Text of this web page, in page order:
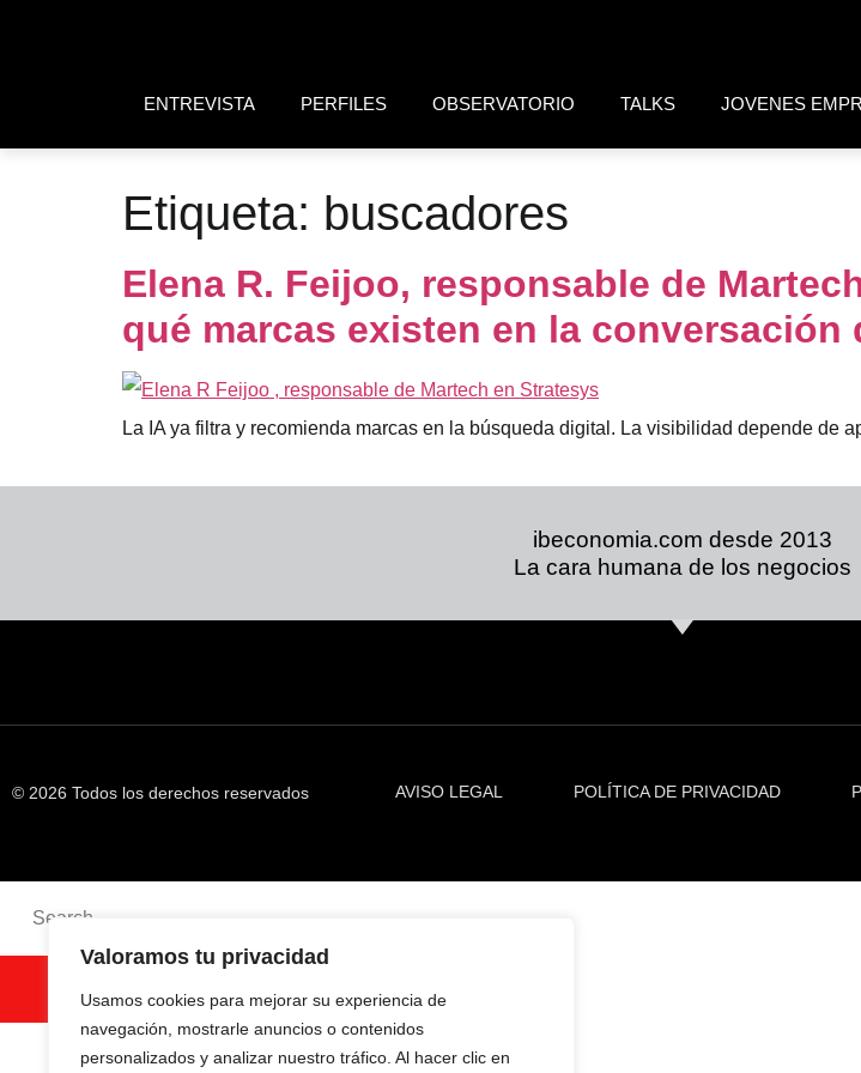
Valoramos tu privacidad
Usamos cookies para mejorar su experiencia de
navegación, mostrarle anuncios o contenidos
personalizados y analizar nuestro tráfico. Al hacer clic en
ENTREVISTA PERFILES OBSERVATORIO TALKS JOVENES
Etiqueta: buscadores
Elena R. Feijoo, responsable de
qué marcas existen en la conversación
La IA ya filtra y recomienda marcas en la búsqueda digital. La visibilidad depende de
ibeconomia.com desde 2013
La cara humana de los negocios
© 2026 Todos los derechos reservados AVISO LEGAL POLÍTICA DE PRIVACIDAD
SEARCH